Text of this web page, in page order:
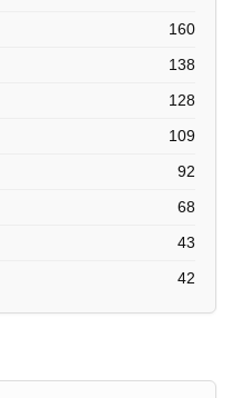
160
138
128
109
92
68
43
42